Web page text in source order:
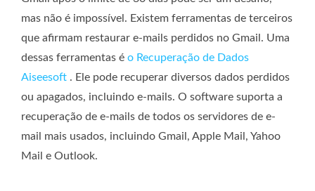
mas não é impossível. Existem ferramentas de terceiros
que afirmam restaurar e-mails perdidos no Gmail. Uma
dessas ferramentas é o Recuperação de Dados
Aiseesoft . Ele pode recuperar diversos dados perdidos
ou apagados, incluindo e-mails. O software suporta a
recuperação de e-mails de todos os servidores de e-
mail mais usados, incluindo Gmail, Apple Mail, Yahoo
Mail e Outlook.